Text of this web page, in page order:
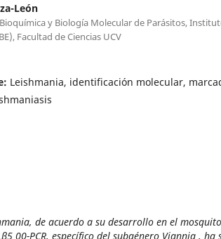
León
y Biología Molecular de Parásitos,
Facultad de Ciencias UCV
Leishmania, identificación molecular,
, de acuerdo a su desarrollo en el
00-PCR, específico del subgénero Viannia , ha